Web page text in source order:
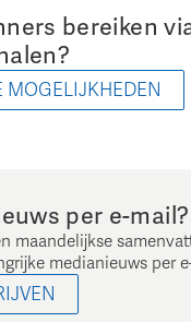
bereiken
MOGELIJKHEDEN
per e-mail?
maandelijkse
medianieuws per